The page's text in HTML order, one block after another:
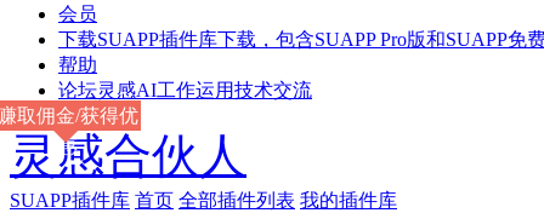
会员
下载SUAPP插件库下载，包含SUAPP Pro版和SUAPP免
帮助
论坛灵感AI工作运用技术交流
灵感合伙人
取佣金/获得优
惠
SUAPP插件库 首页 全部插件列表 我的插件库